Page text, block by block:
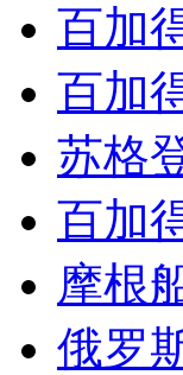
百加
百加
苏格
百加
摩根
俄罗